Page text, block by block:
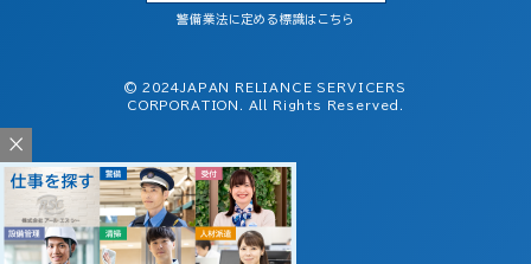
×
警備業法に定める標識はこちら
© 2024JAPAN RELIANCE SERVICERS
CORPORATION. All Rights Reserved.